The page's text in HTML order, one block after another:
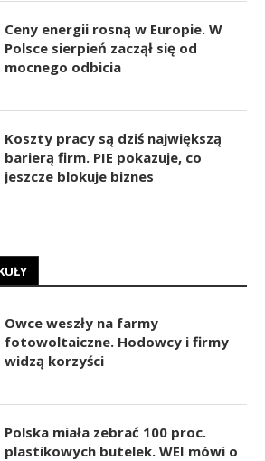
Ceny energii rosną w Europie. W
Polsce sierpień zaczął się od
mocnego odbicia
Koszty pracy są dziś największą
barierą firm. PIE pokazuje, co
jeszcze blokuje biznes
Owce weszły na farmy
fotowoltaiczne. Hodowcy i firmy
widzą korzyści
Polska miała zebrać 100 proc.
plastikowych butelek. WEI mówi o